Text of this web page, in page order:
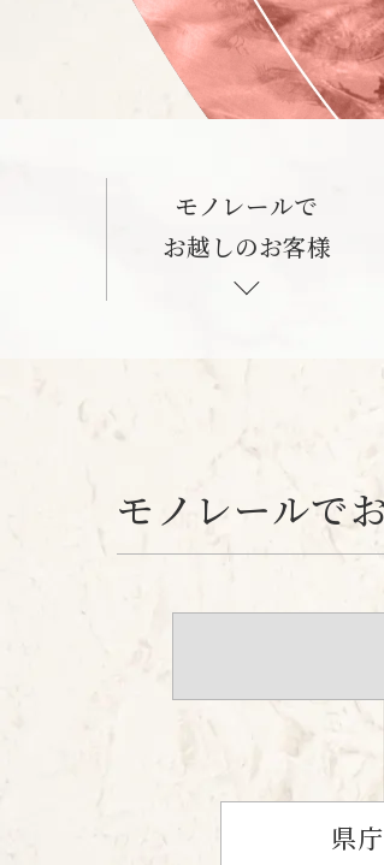
モノレールで
お越しのお客様
モノレールで
県